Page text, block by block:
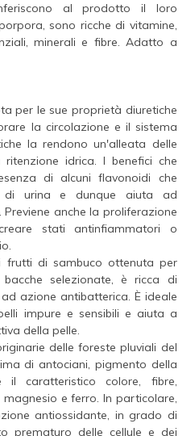
al prodotto il loro
sono ricche di vitamine,
minerali e fibre. Adatto a
per le sue proprietà diuretiche
la circolazione e il sistema
la rendono un'alleata delle
idrica. I benefici che
di alcuni flavonoidi che
di urina e dunque aiuta ad
Previene anche la proliferazione
stati antinfiammatori o
frutti di sambuco ottenuta per
selezionate, è ricca di
azione antibatterica. È ideale
impure e sensibili e aiuta a
della pelle.
delle foreste pluviali del
di antociani, pigmento della
il caratteristico colore, fibre,
e ferro. In particolare,
antiossidante, in grado di
prematuro delle cellule e dei